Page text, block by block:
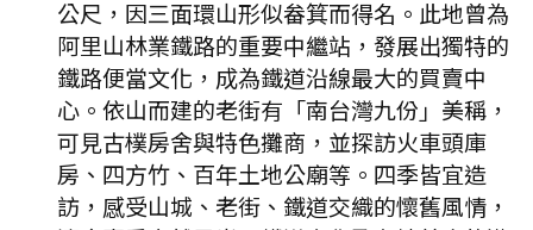
公尺，因三面環山形似畚箕而得名。此地曾為
阿里山林業鐵路的重要中繼站，發展出獨特的
鐵路便當文化，成為鐵道沿線最大的買賣中
心。依山而建的老街有「南台灣九份」美稱，
可見古樸房舍與特色攤商，並探訪火車頭庫
房、四方竹、百年土地公廟等。四季皆宜造
訪，感受山城、老街、鐵道交織的懷舊風情，